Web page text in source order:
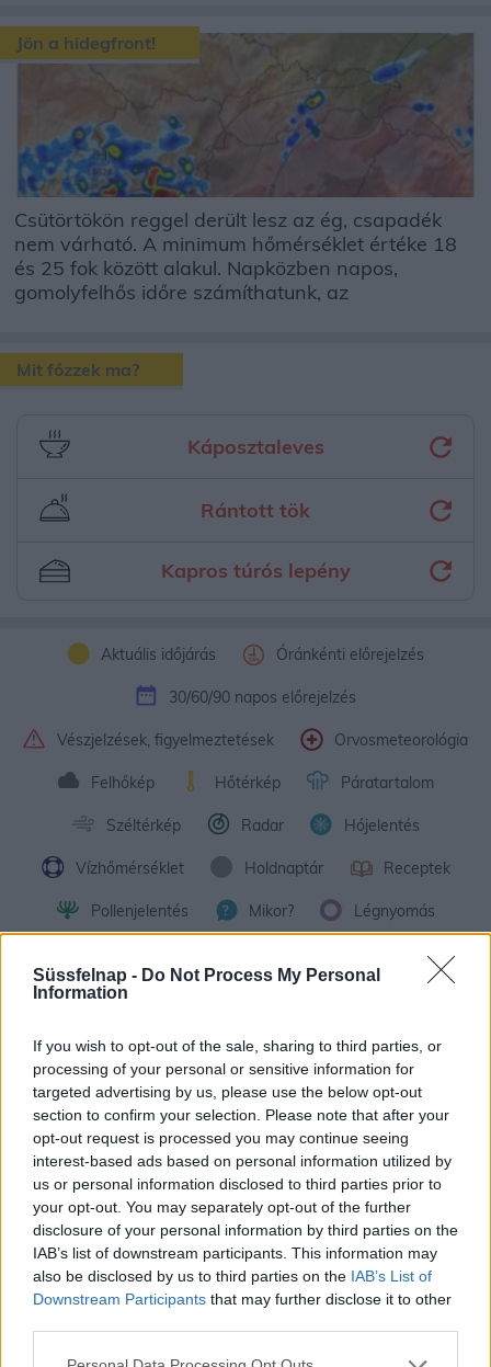
Süssfelnap - Do Not Process My Personal
Information
If you wish to opt-out of the sale, sharing to third parties, or
processing of your personal or sensitive information for
targeted advertising by us, please use the below opt-out
section to confirm your selection. Please note that after your
opt-out request is processed you may continue seeing
interest-based ads based on personal information utilized by
us or personal information disclosed to third parties prior to
your opt-out. You may separately opt-out of the further
disclosure of your personal information by third parties on the
IAB’s list of downstream participants. This information may
also be disclosed by us to third parties on the IAB’s List of
Downstream Participants that may further disclose it to other
Jön a hidegfront!
Csütörtökön reggel derült lesz az ég, csapadék
nem várható. A minimum hőmérséklet értéke 18
és 25 fok között alakul. Napközben napos,
gomolyfelhős időre számíthatunk, az
Mit főzzek ma?
Káposztaleves
Rántott tök
Kapros túrós lepény
Aktuális időjárás Óránkénti előrejelzés
30/60/90 napos előrejelzés
Vészjelzések, figyelmeztetések Orvosmeteorológia
Felhőkép Hőtérkép Páratartalom
Széltérkép Radar Hójelentés
Vízhőmérséklet Holdnaptár Receptek
Pollenjelentés Mikor? Légnyomás
A modern műszerek és számítógépes elemzések ellenére, minél
későbbi időpontra próbálunk időjárási előrejelzést készíteni, annál
nagyobb a pontatlanság lehetősége. A fenti grafikon
Szombathely 30 napos időjárás előrejelzésétmutatja.
A következő pár napra igen nagy valószínűséggel adható
megbízható előrejelzés, de a rövid távú után a közép távú 30
napos időjárás előrejelzés esetében már jóval nagyobb a
bizonytalanság.
A fent látható települések (Szombathely) szerinti30 napos
időjáráselőrejelzés az elmúlt 100 év időjárási adatain, az
aktuális számokon, előrejelzéseken és matematikai